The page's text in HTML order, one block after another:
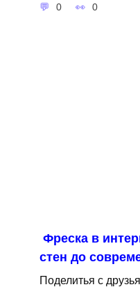
0 0
Фреска в
стен до
Поделитья с